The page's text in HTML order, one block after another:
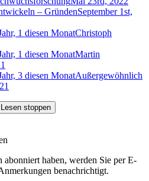
– GründenSeptember 1st,
1 diesen MonatChristoph
1 diesen MonatMartin
3 diesen MonatAußergewöhnlich
stoppen
haben, werden Sie per E-
benachrichtigt.